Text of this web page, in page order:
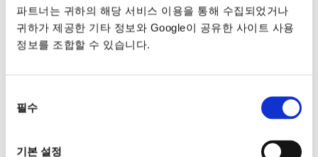
파트너는 귀하의 해당 서비스 이용을 통해 수집되었거나
귀하가 제공한 기타 정보와 Google이 공유한 사이트 사용
정보를 조합할 수 있습니다.
선택
필수
기본 설정